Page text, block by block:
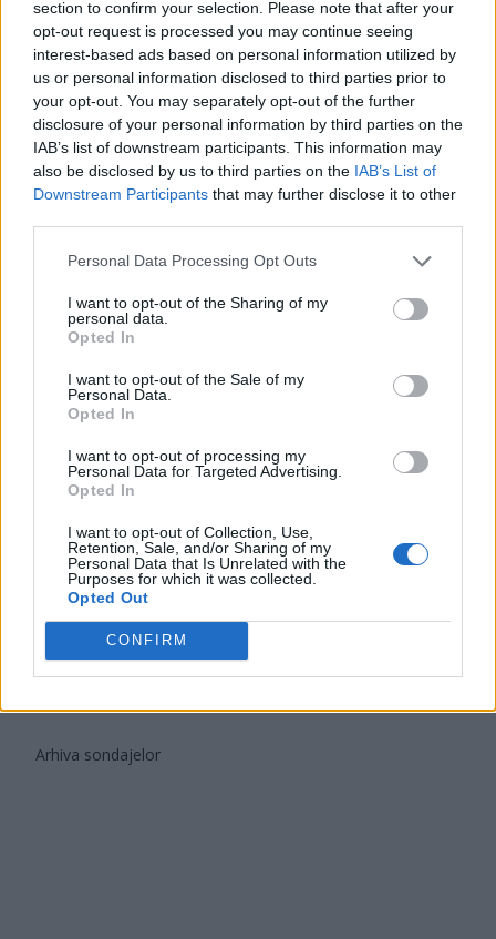
section to confirm your selection. Please note that after your
opt-out request is processed you may continue seeing
interest-based ads based on personal information utilized by
us or personal information disclosed to third parties prior to
your opt-out. You may separately opt-out of the further
disclosure of your personal information by third parties on the
IAB’s list of downstream participants. This information may
also be disclosed by us to third parties on the IAB’s List of
Downstream Participants that may further disclose it to other
Personal Data Processing Opt Outs
I want to opt-out of the Sharing of my
personal data.
Opted In
I want to opt-out of the Sale of my
Personal Data.
Opted In
I want to opt-out of processing my
Personal Data for Targeted Advertising.
Opted In
I want to opt-out of Collection, Use,
Retention, Sale, and/or Sharing of my
Personal Data that Is Unrelated with the
Purposes for which it was collected.
Opted Out
CONFIRM
AUR
UDMR
PMP (Tomac)
Forța Dreptei (L. Orban)
PNȚMM
REPER
SOS (Șoșoacă)
PACE (Peia)
Acțiunea Conservatoare (Târziu)
PDF (Lazarus)
PUSL (D. Voiculescu)
PNȚCD (Pavelescu)
PNCR (Terheș)
FAR (Coarnă)
România pe Primul Loc (Ponta)
Altul
Arhiva sondajelor